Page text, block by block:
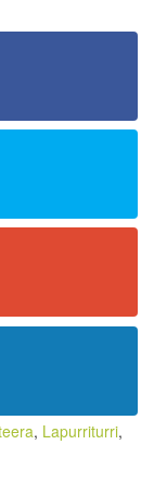
, Lapurriturri,